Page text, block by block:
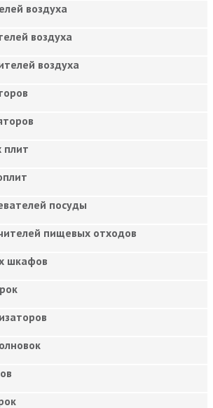
воздуха
воздуха
воздуха
плит
посуды
пищевых отходов
шкафов